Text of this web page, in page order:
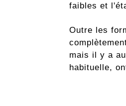
faibles et
Outre les
mais il y a
habituelle,